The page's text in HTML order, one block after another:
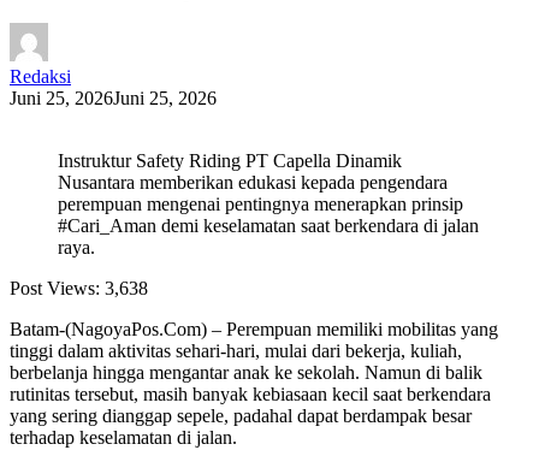
Redaksi
Juni 25, 2026Juni 25, 2026
Instruktur Safety Riding PT Capella Dinamik
Nusantara memberikan edukasi kepada pengendara
perempuan mengenai pentingnya menerapkan prinsip
#Cari_Aman demi keselamatan saat berkendara di jalan
raya.
Post Views: 3,638
Batam-(NagoyaPos.Com) – Perempuan memiliki mobilitas yang
tinggi dalam aktivitas sehari-hari, mulai dari bekerja, kuliah,
berbelanja hingga mengantar anak ke sekolah. Namun di balik
rutinitas tersebut, masih banyak kebiasaan kecil saat berkendara
yang sering dianggap sepele, padahal dapat berdampak besar
terhadap keselamatan di jalan.